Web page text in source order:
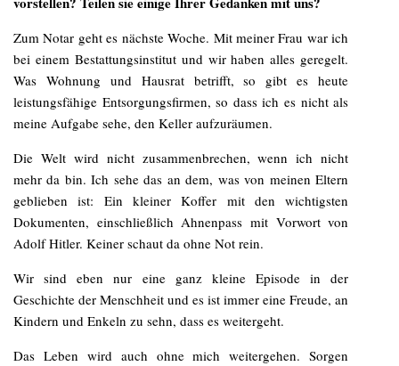
Zum Notar geht es nächste Woche. Mit meiner Frau war ich
bei einem Bestattungsinstitut und wir haben alles geregelt.
Was Wohnung und Hausrat betrifft, so gibt es heute
leistungsfähige Entsorgungsfirmen, so dass ich es nicht als
meine Aufgabe sehe, den Keller aufzuräumen.
Die Welt wird nicht zusammenbrechen, wenn ich nicht
mehr da bin. Ich sehe das an dem, was von meinen Eltern
geblieben ist: Ein kleiner Koffer mit den wichtigsten
Dokumenten, einschließlich Ahnenpass mit Vorwort von
Adolf Hitler. Keiner schaut da ohne Not rein.
Wir sind eben nur eine ganz kleine Episode in der
Geschichte der Menschheit und es ist immer eine Freude, an
Kindern und Enkeln zu sehn, dass es weitergeht.
Das Leben wird auch ohne mich weitergehen. Sorgen